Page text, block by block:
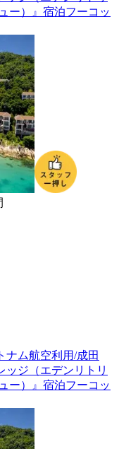
ー）』宿泊フーコッ
ナム航空利用/成田
ッジ（エデンリトリ
ー）』宿泊フーコッ